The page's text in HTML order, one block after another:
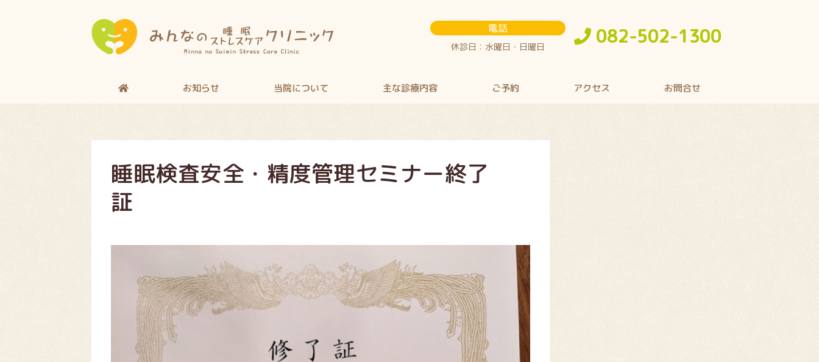
電話
休診日：水曜日・日曜日 082-502-1300
お知らせ 当院について 主な診療内容 ご予約 アクセス お問合せ
睡眠検査安全・精度管理セミナー終了
証